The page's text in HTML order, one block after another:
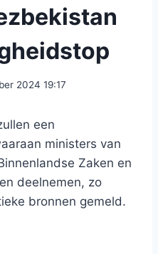
2024 19:17
een
ministers van
Zaken en
deelnemen, zo
bronnen gemeld.